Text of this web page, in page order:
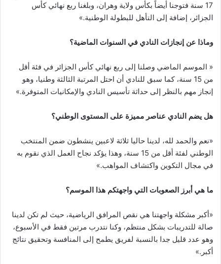
17 سنة فتوجنا أيضاً بكأس ولاية وهران، وبلغنا ربع نهائي كأس
الجزائر، إضافة إلى التأهل للبطولة الوطنية.»
وماذا عن إنجازات النادي في السنوات الماضية؟
« الموسم الماضي وصلنا إلى ربع نهائي كأس الجزائر في فئة أقل
من 15 سنة، كما سبق للنادي أن احتل المرتبة الثالثة وطنيا، وهو
إنجاز مهم بالنظر إلى حداثة تأسيس النادي والإمكانيات المتوفرة.»
هل يضم النادي عناصر مميزة على المستوى الوطني؟
«نعم والحمد لله، لدينا حاليا ثلاثة لاعبين ينشطون ضمن المنتخب
الوطني لفئة أقل من 15 سنة، وهذا يؤكد نجاح العمل الذي نقوم به
في مجال التكوين واكتشاف المواهب.»
ما هي أبرز الصعوبات التي واجهتكم هذا الموسم؟
«أكبر مشكلة واجهتنا هي نقص المرافق الرياضية، حيث لم تكن لدينا
صالة للتدريبات بشكل منتظم، وكنا نتدرب مرتين فقط في الأسبوع،
وهو عدد قليل جدا بالنسبة لفريق يطمح إلى المنافسة وتحقيق نتائج
أكبر.»